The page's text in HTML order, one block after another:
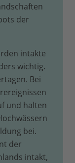
der
intakte
wichtig.
Bei
und halten
bei.
der
intakt,